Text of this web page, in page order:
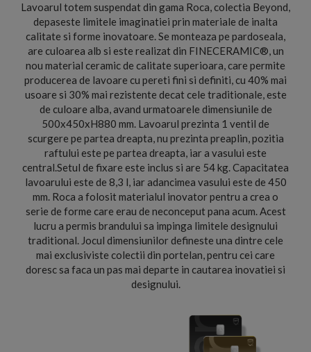
Lavoarul totem suspendat din gama Roca, colectia Beyond,
depaseste limitele imaginatiei prin materiale de inalta
calitate si forme inovatoare. Se monteaza pe pardoseala,
are culoarea alb si este realizat din FINECERAMIC®, un
nou material ceramic de calitate superioara, care permite
producerea de lavoare cu pereti fini si definiti, cu 40% mai
usoare si 30% mai rezistente decat cele traditionale, este
de culoare alba, avand urmatoarele dimensiunile de
500x450xH880 mm. Lavoarul prezinta 1 ventil de
scurgere pe partea dreapta, nu prezinta preaplin, pozitia
raftului este pe partea dreapta, iar a vasului este
central.Setul de fixare este inclus si are 54 kg. Capacitatea
lavoarului este de 8,3 l, iar adancimea vasului este de 450
mm. Roca a folosit materialul inovator pentru a crea o
serie de forme care erau de neconceput pana acum. Acest
lucru a permis brandului sa impinga limitele designului
traditional. Jocul dimensiunilor defineste una dintre cele
mai exclusiviste colectii din portelan, pentru cei care
doresc sa faca un pas mai departe in cautarea inovatiei si
designului.